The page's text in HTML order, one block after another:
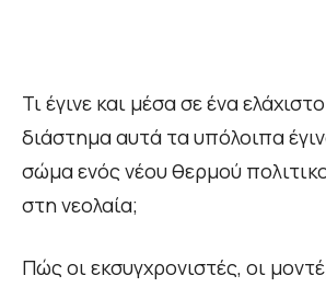
Τι έγινε και μέσα σε ένα
διάστημα αυτά τα υπόλοιπα
σώμα ενός νέου θερμού
στη νεολαία;
Πώς οι εκσυγχρονιστές, οι